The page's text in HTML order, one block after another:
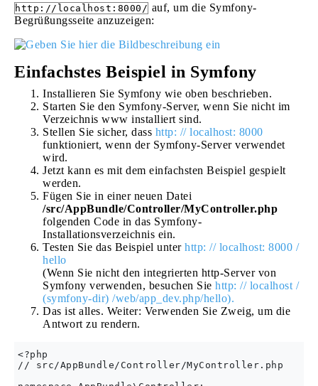
http://localhost:8000/ auf, um die Symfony-
Begrüßungsseite anzuzeigen:
Einfachstes Beispiel in Symfony
Installieren Sie Symfony wie oben beschrieben.
Starten Sie den Symfony-Server, wenn Sie nicht im
Verzeichnis www installiert sind.
Stellen Sie sicher, dass http: // localhost: 8000
funktioniert, wenn der Symfony-Server verwendet
wird.
Jetzt kann es mit dem einfachsten Beispiel gespielt
werden.
Fügen Sie in einer neuen Datei
/src/AppBundle/Controller/MyController.php
folgenden Code in das Symfony-
Installationsverzeichnis ein.
Testen Sie das Beispiel unter http: // localhost: 8000 /
hello
(Wenn Sie nicht den integrierten http-Server von
Symfony verwenden, besuchen Sie http: // localhost /
(symfony-dir) /web/app_dev.php/hello).
Das ist alles. Weiter: Verwenden Sie Zweig, um die
Antwort zu rendern.
<?php
// src/AppBundle/Controller/MyController.php